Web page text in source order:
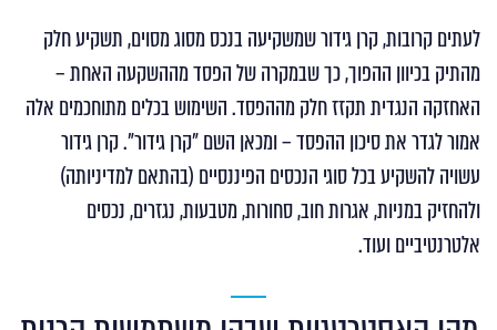
לעתים קרובות, קרן גידור שמשקיעה בנכס מסוג מסוים, תשקיע חלק
מהתיק בכיוון ההפוך, כך שבמקרה של הפסד מההשקעה האחת –
האחזקה הנגדית תקזז חלק מההפסד. השימוש בכלים מתוחכמים אלה
אמור לגדר את סיכון ההפסד – ומכאן השם "קרן גידור". קרן גידור
עשויה להשקיע בכל סוגי הנכסים הפיננסיים (בהתאם למדיניותה)
ולהחזיק במניות, אגרות חוב, סחורות, מטבעות, נגזרים, נכסים
אלטרנטיביים ועוד.